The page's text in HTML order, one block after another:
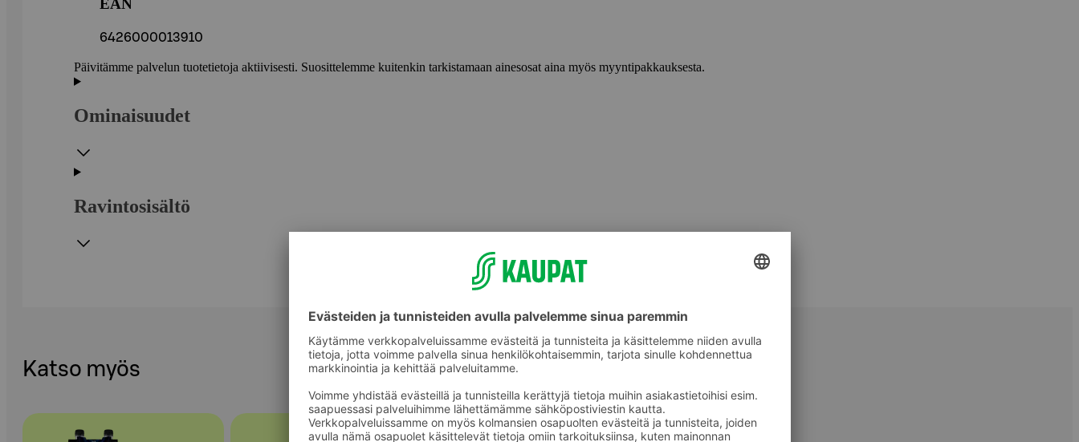
EAN
6426000013910
Päivitämme palvelun tuotetietoja aktiivisesti. Suosittelemme kuitenkin tarkistamaan ainesosat aina myös myyntipakkauksesta.
Ominaisuudet
Ravintosisältö
Katso myös